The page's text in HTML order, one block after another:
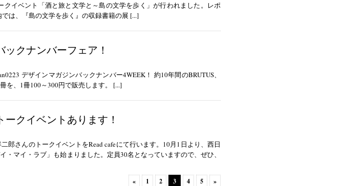
クイベント「酒と旅と文学と～島の文学を歩く」が行われました。レポ
では、『島の文学を歩く』の収録書籍の展 [...]
クナンバーフェア！
デザインマガジンバックナンバー4WEEK！ 約10年間のBRUTUS、
を、1冊100～300円で販売します。 [...]
クイベントあります！
郎さんのトークイベントをRead cafeにて行います。10月1日より、西日
・マイ・ラブ」も始まりました。定員30名となっていますので、ぜひ、
« 1 2 3 4 5 »